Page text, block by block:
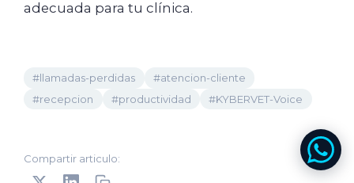
adecuada para tu clínica.
#llamadas-perdidas
#atencion-cliente
#recepcion
#productividad #KYBERVET-Voice
Compartir articulo: